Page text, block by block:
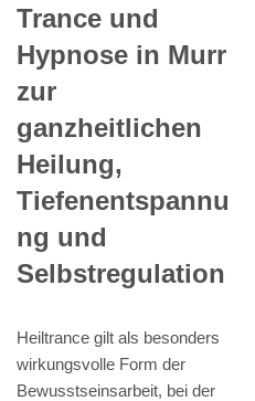
Trance und
Hypnose in Murr
zur
ganzheitlichen
Heilung,
Tiefenentspannu
ng und
Selbstregulation
Heiltrance gilt als besonders
wirkungsvolle Form der
Bewusstseinsarbeit, bei der